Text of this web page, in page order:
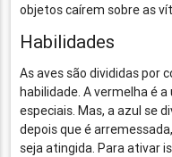
objetos caírem sobre as
Habilidades
As aves são divididas por
habilidade. A vermelha é
especiais. Mas, a azul se
depois que é
seja atingida. Para ativar